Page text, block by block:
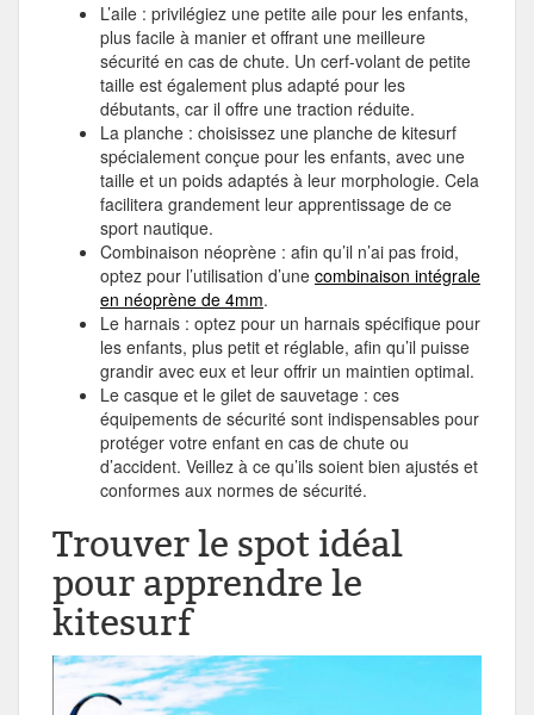
L’aile : privilégiez une petite aile pour les enfants,
plus facile à manier et offrant une meilleure
sécurité en cas de chute. Un cerf-volant de petite
taille est également plus adapté pour les
débutants, car il offre une traction réduite.
La planche : choisissez une planche de kitesurf
spécialement conçue pour les enfants, avec une
taille et un poids adaptés à leur morphologie. Cela
facilitera grandement leur apprentissage de ce
sport nautique.
Combinaison néoprène : afin qu’il n’ai pas froid,
optez pour l’utilisation d’une combinaison intégrale
en néoprène de 4mm.
Le harnais : optez pour un harnais spécifique pour
les enfants, plus petit et réglable, afin qu’il puisse
grandir avec eux et leur offrir un maintien optimal.
Le casque et le gilet de sauvetage : ces
équipements de sécurité sont indispensables pour
protéger votre enfant en cas de chute ou
d’accident. Veillez à ce qu’ils soient bien ajustés et
conformes aux normes de sécurité.
Trouver le spot idéal
pour apprendre le
kitesurf